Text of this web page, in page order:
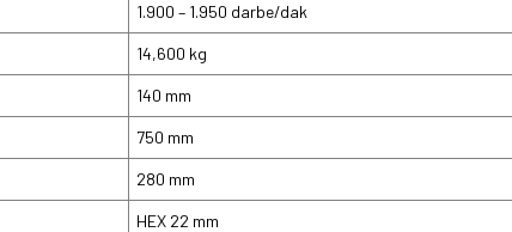
1.900 – 1.950 darbe/dak
14,600 kg
140 mm
750 mm
280 mm
HEX 22 mm